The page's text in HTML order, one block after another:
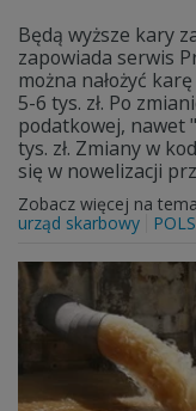
Będą wyższe kary
zapowiada serwis
można nałożyć
5-6 tys. zł. Po
podatkowej, nawet
tys. zł. Zmiany w
się w nowelizacji
Zobacz więcej na
urząd skarbowy